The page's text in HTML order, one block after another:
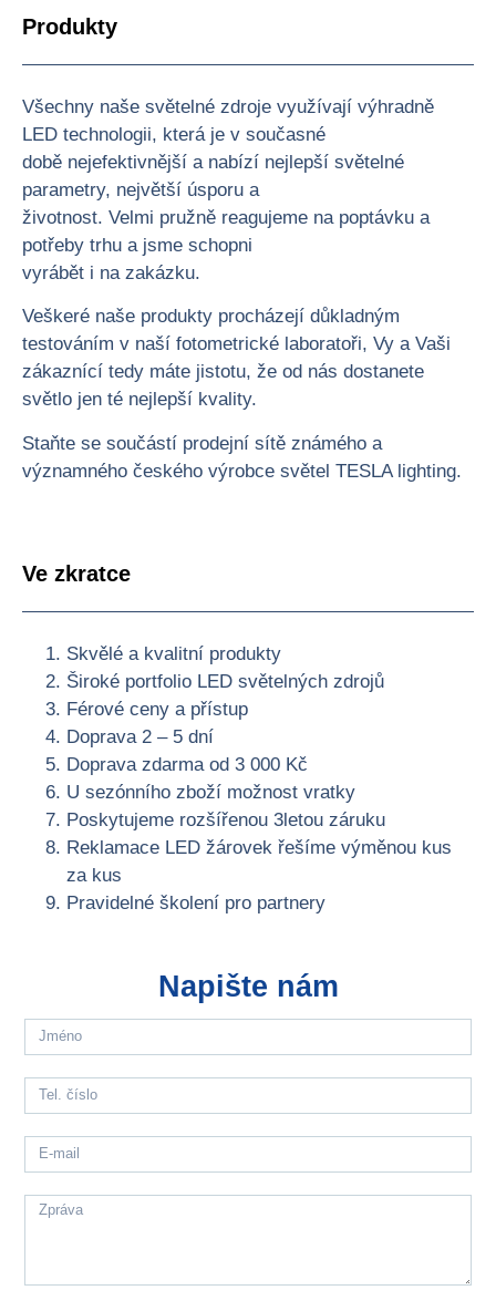
Produkty
Všechny naše světelné zdroje využívají výhradně
LED technologii, která je v současné
době nejefektivnější a nabízí nejlepší světelné
parametry, největší úsporu a
životnost. Velmi pružně reagujeme na poptávku a
potřeby trhu a jsme schopni
vyrábět i na zakázku.
Veškeré naše produkty procházejí důkladným
testováním v naší fotometrické laboratoři, Vy a Vaši
zákaznící tedy máte jistotu, že od nás dostanete
světlo jen té nejlepší kvality.
Staňte se součástí prodejní sítě známého a
významného českého výrobce světel TESLA lighting.
Ve zkratce
Skvělé a kvalitní produkty
Široké portfolio LED světelných zdrojů
Férové ceny a přístup
Doprava 2 – 5 dní
Doprava zdarma od 3 000 Kč
U sezónního zboží možnost vratky
Poskytujeme rozšířenou 3letou záruku
Reklamace LED žárovek řešíme výměnou kus
za kus
Pravidelné školení pro partnery
Napište nám